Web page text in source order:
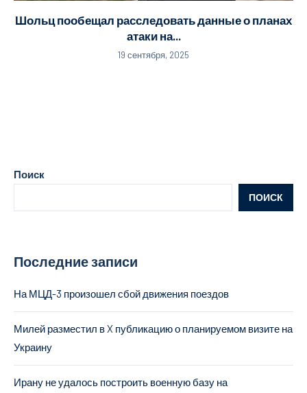
Шольц пообещал расследовать данные о планах
атаки на...
19 сентября, 2025
Поиск
ПОИСК
Последние записи
На МЦД-3 произошел сбой движения поездов
Милей разместил в X публикацию о планируемом визите на
Украину
Ирану не удалось построить военную базу на